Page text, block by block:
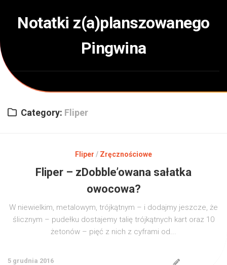
contentNotatki z(a)planszowanego
Pingwina
Category: Fliper
Fliper / Zręcznościowe
Fliper – zDobble’owana sałatka
owocowa?
W niewielkim, metalowym, trójkątnym – i dodajmy jeszcze, że
ślicznym – pudełku dostajemy talię trójkątnych kart oraz 10
żetonów – pięć z nich z cyframi od...
5 grudnia 2016